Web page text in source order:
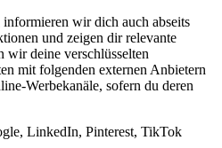
wir dich auch abseits
und zeigen dir relevante
wir deine verschlüsselten
mit folgenden externen Anbietern
Werbekanäle, sofern du deren
LinkedIn, Pinterest, TikTok